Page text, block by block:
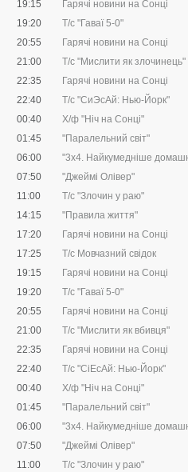
19:15
Гарячі новини на Сонці
19:20
Т/с "Гаваї 5-0"
20:55
Гарячі новини на Сонці
21:00
Т/с "Мислити як злочинець"
22:35
Гарячі новини на Сонці
22:40
Т/с "СиЭсАй: Нью-Йорк"
00:40
Х/ф "Ніч на Сонці"
01:45
"Паралельний світ"
06:00
"3х4. Найкумедніше
07:50
"Джеймі Олівер"
11:00
Т/с "Злочин у раю"
14:15
"Правила життя"
17:20
Гарячі новини на Сонці
17:25
Т/с Мовчазний свідок
19:15
Гарячі новини на Сонці
19:20
Т/с "Гаваї 5-0"
20:55
Гарячі новини на Сонці
21:00
Т/с "Мислити як вбивця"
22:35
Гарячі новини на Сонці
22:40
Т/с "CіЕсАй: Нью-Йорк"
00:40
Х/ф "Ніч на Сонці"
01:45
"Паралельний світ"
06:00
"3х4. Найкумедніше
07:50
"Джеймі Олівер"
11:00
Т/с "Злочин у раю"